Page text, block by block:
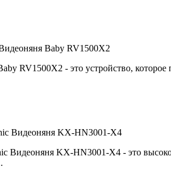
Baby RV1500X2
RV1500X2 - это устройство,
Видеоняня KX-HN3001-X4
Видеоняня KX-HN3001-X4 - это